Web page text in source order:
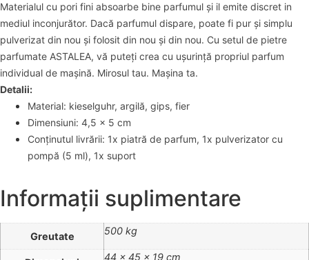
Materialul cu pori fini absoarbe bine parfumul și il emite discret in
mediul inconjurător. Dacă parfumul dispare, poate fi pur și simplu
pulverizat din nou și folosit din nou și din nou. Cu setul de pietre
parfumate ASTALEA, vă puteți crea cu ușurință propriul parfum
individual de mașină. Mirosul tau. Mașina ta.
Detalii:
Material: kieselguhr, argilă, gips, fier
Dimensiuni: 4,5 x 5 cm
Conținutul livrării: 1x piatră de parfum, 1x pulverizator cu
pompă (5 ml), 1x suport
Informații suplimentare
Greutate 500 kg
44 × 45 × 19 cm